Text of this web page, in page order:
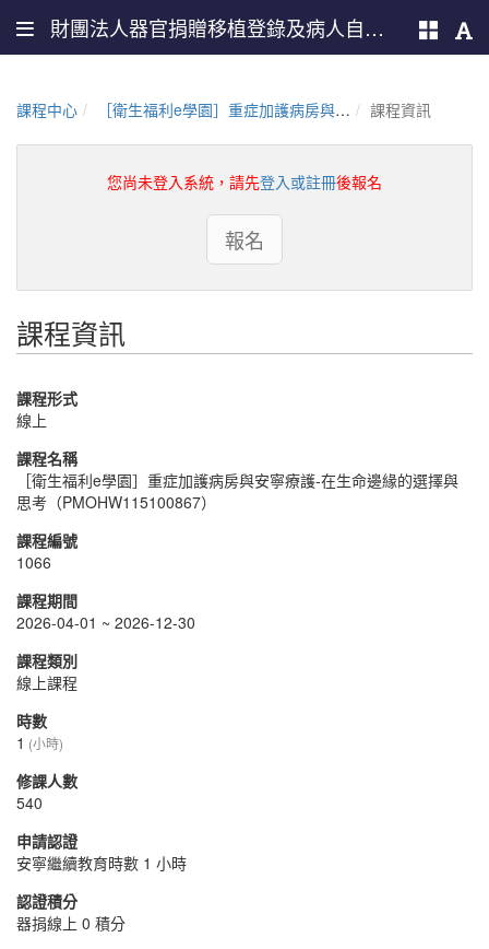
財團法人器官捐贈移植登錄及病人自主推廣中心
課程中心 ［衛生福利e學園］重症加護病房與安寧療護-在生命邊緣的選擇與思考（PMOHW115100867） 課程資訊
您尚未登入系統，請先登入或註冊後報名
報名
課程資訊
課程形式
線上
課程名稱
［衛生福利e學園］重症加護病房與安寧療護-在生命邊緣的選擇與
思考（PMOHW115100867）
課程編號
1066
課程期間
2026-04-01 ~ 2026-12-30
課程類別
線上課程
時數
1 (小時)
修課人數
540
申請認證
安寧繼續教育時數 1 小時
認證積分
器捐線上 0 積分